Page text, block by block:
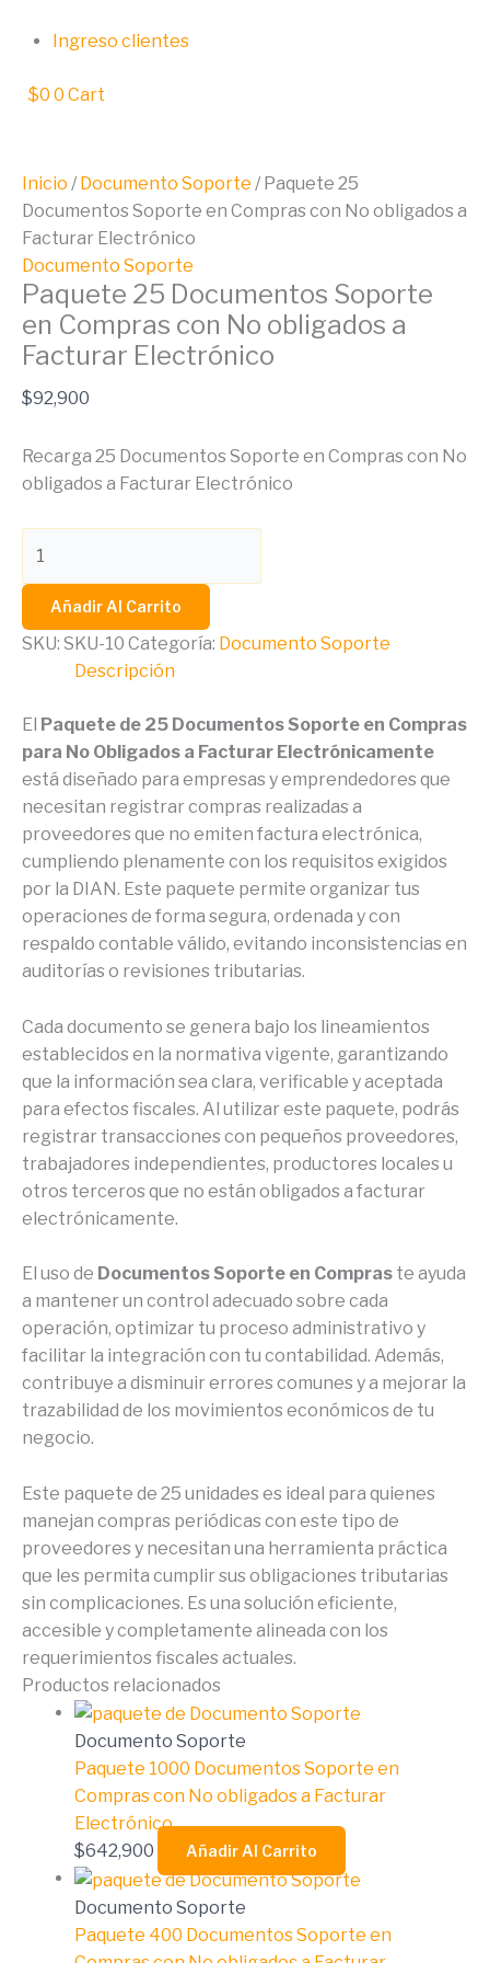
Ingreso clientes
$0 0 Cart
Inicio / Documento Soporte / Paquete 25
Documentos Soporte en Compras con No obligados a
Facturar Electrónico
Documento Soporte
Paquete 25 Documentos Soporte
en Compras con No obligados a
Facturar Electrónico
$92,900
Recarga 25 Documentos Soporte en Compras con No
obligados a Facturar Electrónico
25
Soporte
con
No
obligados
a
Facturar
Electrónico
cantidad
Añadir Al Carrito
SKU: SKU-10 Categoría: Documento Soporte
Descripción
El Paquete de 25 Documentos Soporte en Compras
para No Obligados a Facturar Electrónicamente
está diseñado para empresas y emprendedores que
necesitan registrar compras realizadas a
proveedores que no emiten factura electrónica,
cumpliendo plenamente con los requisitos exigidos
por la DIAN. Este paquete permite organizar tus
operaciones de forma segura, ordenada y con
respaldo contable válido, evitando inconsistencias en
auditorías o revisiones tributarias.
Cada documento se genera bajo los lineamientos
establecidos en la normativa vigente, garantizando
que la información sea clara, verificable y aceptada
para efectos fiscales. Al utilizar este paquete, podrás
registrar transacciones con pequeños proveedores,
trabajadores independientes, productores locales u
otros terceros que no están obligados a facturar
electrónicamente.
El uso de Documentos Soporte en Compras te ayuda
a mantener un control adecuado sobre cada
operación, optimizar tu proceso administrativo y
facilitar la integración con tu contabilidad. Además,
contribuye a disminuir errores comunes y a mejorar la
trazabilidad de los movimientos económicos de tu
negocio.
Este paquete de 25 unidades es ideal para quienes
manejan compras periódicas con este tipo de
proveedores y necesitan una herramienta práctica
que les permita cumplir sus obligaciones tributarias
sin complicaciones. Es una solución eficiente,
accesible y completamente alineada con los
requerimientos fiscales actuales.
Productos relacionados
Documento Soporte
Paquete 1000 Documentos Soporte en
Compras con No obligados a Facturar
Electrónico
$642,900 Añadir Al Carrito
Documento Soporte
Paquete 400 Documentos Soporte en